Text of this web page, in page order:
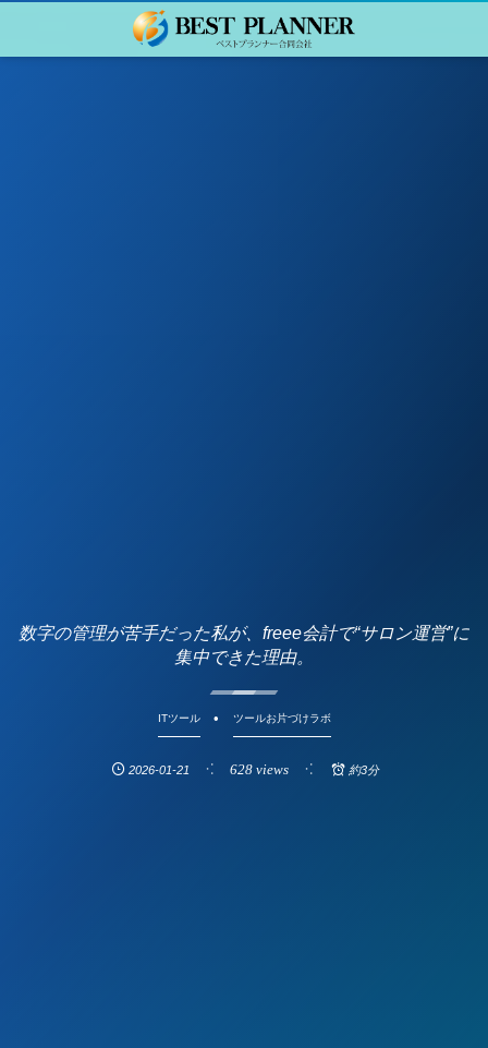
数字の管理が苦手だった私が、freee会計で“サロン運営”に
集中できた理由。
ITツール ツールお片づけラボ
2026-01-21 628 views 約3分